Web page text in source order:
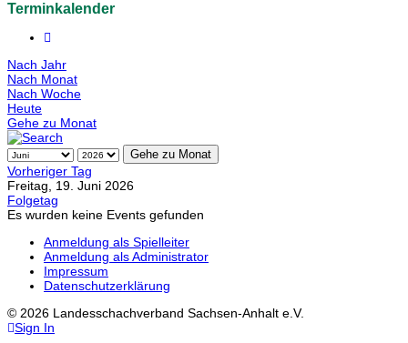
Terminkalender
Nach Jahr
Nach Monat
Nach Woche
Heute
Gehe zu Monat
Gehe zu Monat
Vorheriger Tag
Freitag, 19. Juni 2026
Folgetag
Es wurden keine Events gefunden
Anmeldung als Spielleiter
Anmeldung als Administrator
Impressum
Datenschutzerklärung
© 2026 Landesschachverband Sachsen-Anhalt e.V.
Sign In